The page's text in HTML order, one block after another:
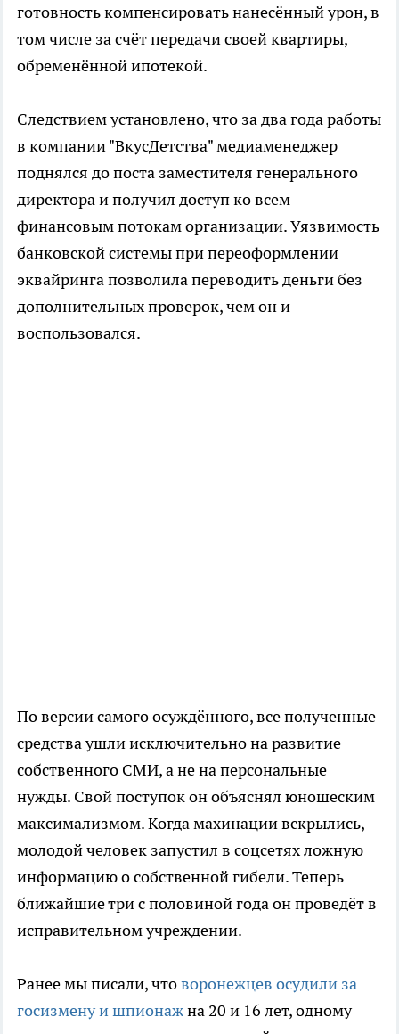
готовность компенсировать нанесённый урон, в
том числе за счёт передачи своей квартиры,
обременённой ипотекой.
Следствием установлено, что за два года работы
в компании "ВкусДетства" медиаменеджер
поднялся до поста заместителя генерального
директора и получил доступ ко всем
финансовым потокам организации. Уязвимость
банковской системы при переоформлении
эквайринга позволила переводить деньги без
дополнительных проверок, чем он и
воспользовался.
По версии самого осуждённого, все полученные
средства ушли исключительно на развитие
собственного СМИ, а не на персональные
нужды. Свой поступок он объяснял юношеским
максимализмом. Когда махинации вскрылись,
молодой человек запустил в соцсетях ложную
информацию о собственной гибели. Теперь
ближайшие три с половиной года он проведёт в
исправительном учреждении.
Ранее мы писали, чтоворонежцев осудили за
госизмену и шпионажна 20 и 16 лет, одному